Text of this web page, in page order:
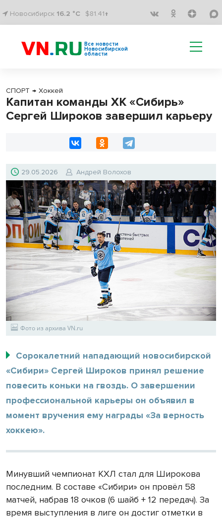
Новосибирск 16.2 °C $81.41↑
Все новости
Новосибирской
области
СПОРТ → Хоккей
Капитан команды ХК «Сибирь»
Сергей Широков завершил карьеру
29.05.2026 Андрей Волохов
Фото из архива VN.ru
Сорокалетний нападающий новосибирской
«Сибири» Сергей Широков принял решение
повесить коньки на гвоздь. О завершении
профессиональной карьеры он объявил в
момент вручения ему награды «За верность
хоккею».
Минувший чемпионат КХЛ стал для Широкова
последним. В составе «Сибири» он провёл 58
матчей, набрав 18 очков (6 шайб + 12 передач). За
время выступления в лиге он достиг отметки в